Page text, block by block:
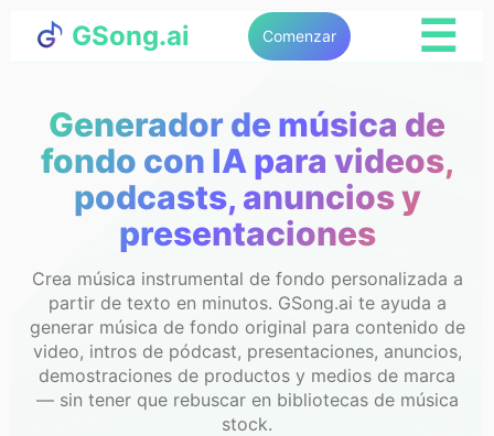
GSong.ai Comenzar ☰
Generador de música de
fondo con IA para videos,
podcasts, anuncios y
presentaciones
Crea música instrumental de fondo personalizada a
partir de texto en minutos. GSong.ai te ayuda a
generar música de fondo original para contenido de
video, intros de pódcast, presentaciones, anuncios,
demostraciones de productos y medios de marca
— sin tener que rebuscar en bibliotecas de música
stock.